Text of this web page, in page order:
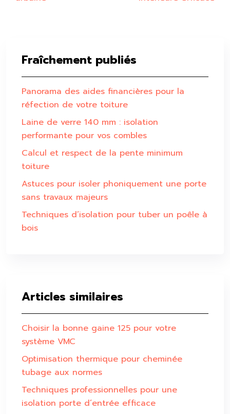
Fraîchement publiés
Panorama des aides financières pour la
réfection de votre toiture
Laine de verre 140 mm : isolation
performante pour vos combles
Calcul et respect de la pente minimum
toiture
Astuces pour isoler phoniquement une porte
sans travaux majeurs
Techniques d’isolation pour tuber un poêle à
bois
Articles similaires
Choisir la bonne gaine 125 pour votre
système VMC
Optimisation thermique pour cheminée
tubage aux normes
Techniques professionnelles pour une
isolation porte d’entrée efficace